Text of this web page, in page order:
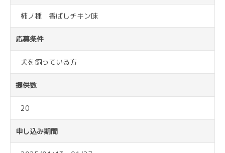
柿ノ種 香ばしチキン味
応募条件
犬を飼っている方
提供数
20
申し込み期間